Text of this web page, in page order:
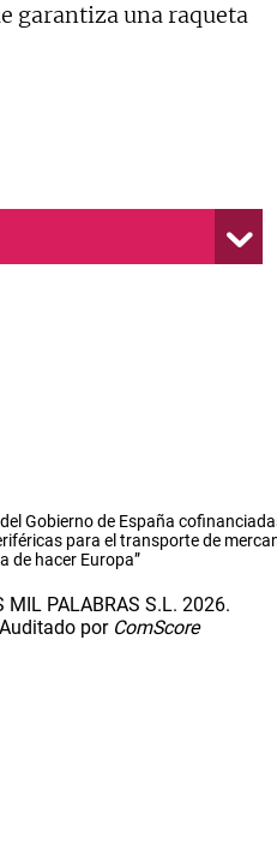
garantiza una raqueta
Gobierno de España
para el transporte de
de hacer Europa”
MIL PALABRAS S.L. 2026.
Auditado por ComScore